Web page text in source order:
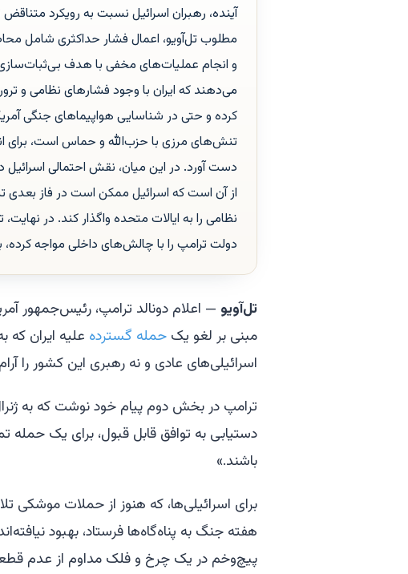
آینده، رهبران اسرائیل نسبت به رویکرد
مطلوب تل‌آویو، اعمال فشار حداکثری شامل
و انجام عملیات‌های مخفی با هدف
می‌دهند که ایران با وجود فشارهای نظامی و
کرده و حتی در شناسایی هواپیماهای جنگی
تنش‌های مرزی با حزب‌الله و حماس است، برای
دست آورد. در این میان، نقش احتمالی
از آن است که اسرائیل ممکن است در فاز بعدی
نظامی را به ایالات متحده واگذار کند. در
دولت ترامپ را با چالش‌های داخلی مواجه
تل‌آویو
مبنی بر لغو یک حمله گسترده علیه ایران که
اسرائیلی‌های عادی و نه رهبری این کشور را
ترامپ در بخش دوم پیام خود نوشت که به
دستیابی به توافق قابل قبول، برای یک حمله
باشند.»
برای اسرائیلی‌ها، که هنوز از حملات موشکی
هفته جنگ به پناه‌گاه‌ها فرستاد، بهبود